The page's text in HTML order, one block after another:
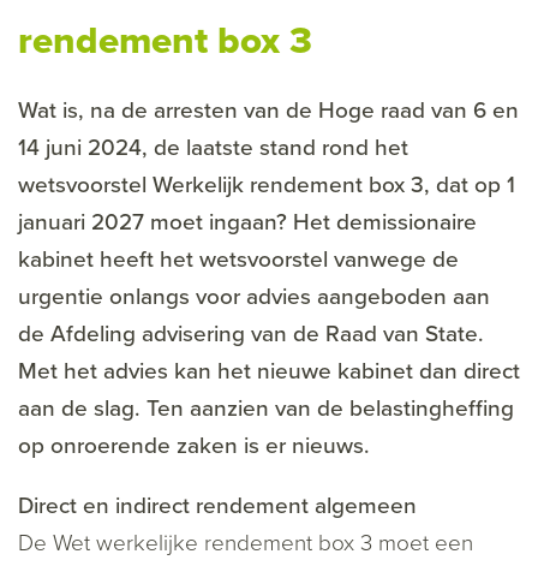
rendement box 3
Wat is, na de arresten van de Hoge raad van 6 en
14 juni 2024, de laatste stand rond het
wetsvoorstel Werkelijk rendement box 3, dat op 1
januari 2027 moet ingaan? Het demissionaire
kabinet heeft het wetsvoorstel vanwege de
urgentie onlangs voor advies aangeboden aan
de Afdeling advisering van de Raad van State.
Met het advies kan het nieuwe kabinet dan direct
aan de slag. Ten aanzien van de belastingheffing
op onroerende zaken is er nieuws.
Direct en indirect rendement algemeen
De Wet werkelijke rendement box 3 moet een